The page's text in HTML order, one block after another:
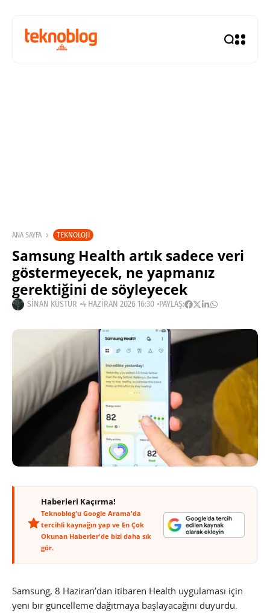
ANA SAYFA TEKNOLOJI
Samsung Health artık sadece veri
göstermeyecek, ne yapmanız
gerektiğini de söyleyecek
SINAN KÜSTÜR 4 HAZIRAN 2026 16:30 PAYLAŞ:
Haberleri Kaçırma!
Teknoblog'u Google Arama'da
tercihli kaynağın yap ve En Çok
Okunan Haberler'de bizi daha sık
gör.
Samsung, 8 Haziran’dan itibaren Health uygulaması için
yeni bir güncelleme dağıtmaya başlayacağını duyurdu.